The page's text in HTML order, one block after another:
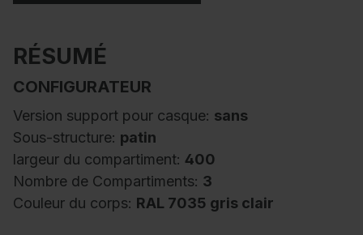
RÉSUMÉ
CONFIGURATEUR
Version support pour casque: sans
Sous-structure: patin
largeur du compartiment: 400
Nombre de Compartiments: 3
Couleur du corps: RAL 7035 gris clair